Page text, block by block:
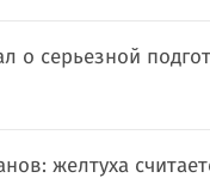
о серьезной
желтуха